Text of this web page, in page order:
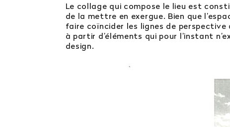
Le collage qui compose le lieu est
de la mettre en exergue. Bien que
faire coïncider les lignes de perspective
à partir d’éléments qui pour l’instant
design.